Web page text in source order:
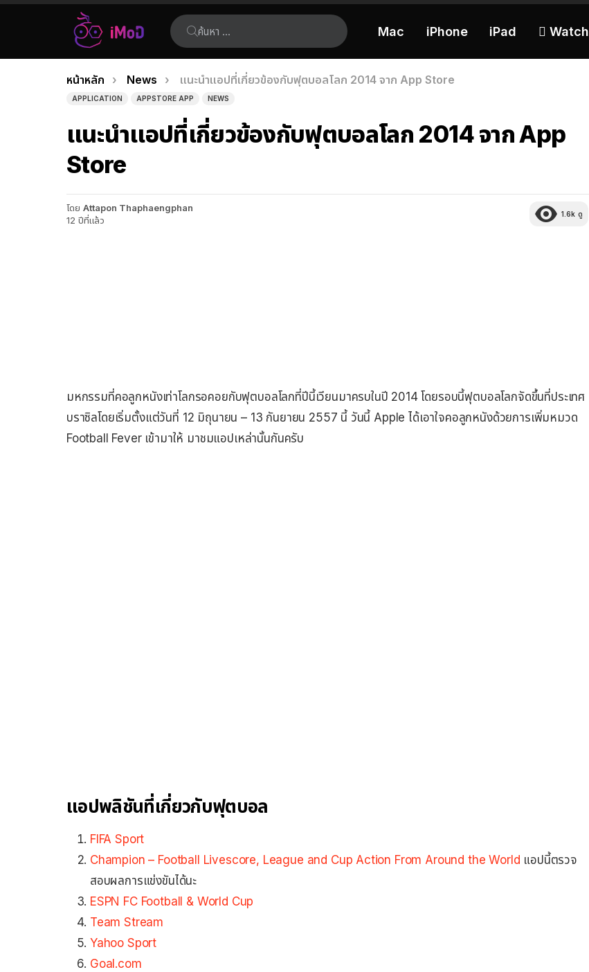
ค้นหา:
Mac iPhone iPad  Watch
เรื่อง
ล่าสุด
คุณอยู่ที่นี่:
หน้าหลัก News แนะนำแอปที่เกี่ยวข้องกับฟุตบอลโลก 2014 จาก App Store
APPLICATION APPSTORE APP NEWS
แนะนำแอปที่เกี่ยวข้องกับฟุตบอลโลก 2014 จาก App
Store
โดย Attapon Thaphaengphan
12 ปีที่แล้ว
1.6k ดู
มหกรรมที่คอลูกหนังเท่าโลกรอคอยกับฟุตบอลโลกที่ปีนี้เวียนมาครบในปี 2014 โดยรอบนี้ฟุตบอลโลกจัดขึ้นที่ประเทศ
บราซิลโดยเริ่มตั้งแต่วันที่ 12 มิถุนายน – 13 กันยายน 2557 นี้ วันนี้ Apple ได้เอาใจคอลูกหนังด้วยการเพิ่มหมวด
Football Fever เข้ามาให้ มาชมแอปเหล่านั้นกันครับ
แอปพลิชันที่เกี่ยวกับฟุตบอล
FIFA Sport
Champion – Football Livescore, League and Cup Action From Around the World แอปนี้ตรวจ
สอบผลการแข่งขันได้นะ
ESPN FC Football & World Cup
Team Stream
Yahoo Sport
Goal.com